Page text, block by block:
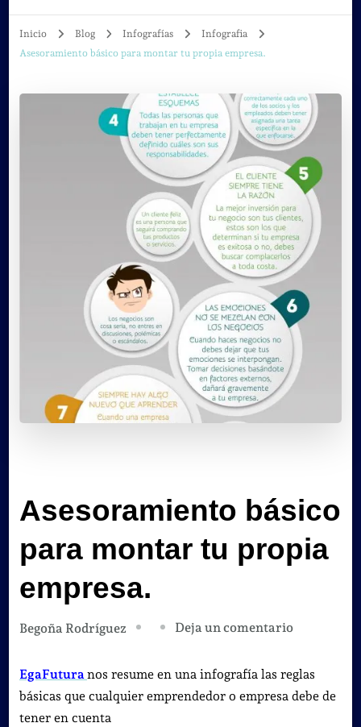
Inicio Blog Infografías
Infografia
Asesoramiento básico para montar tu propia empresa.
Asesoramiento básico
para montar tu propia
empresa.
Begoña Rodríguez Deja un comentarioen
básico
para
EgaFutura nos resume en una infografía las reglas
básicas que cualquier emprendedor o empresa debe de
tener en cuenta